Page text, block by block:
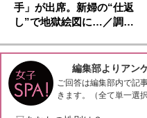
手」が出席。新婦の“仕返
し”で地獄絵図に…／調…